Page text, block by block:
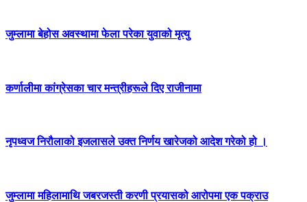
जुम्लामा बेहोस अवस्थामा फेला परेका युवाको मृत्यु
कर्णालीमा कांग्रेसका चार मन्त्रीहरूले दिए राजीनामा
नृपध्वज निरौलाको इजलासले उक्त निर्णय खारेजको आदेश गरेको हो ।
जुम्लामा महिलामाथि जबरजस्ती करणी प्रयासको आरोपमा एक पक्राउ